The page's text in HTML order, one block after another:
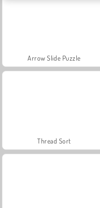
Arrow Slide Puzzle
Thread Sort